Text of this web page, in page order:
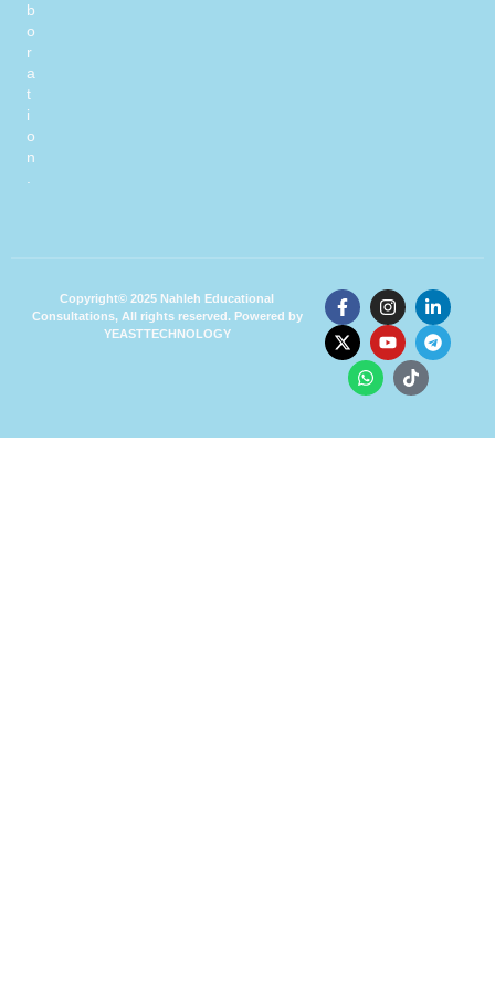
b
o
r
a
t
i
o
n
Copyright© 2025 Nahleh Educational
Consultations, All rights reserved. Powered by
YEASTTECHNOLOGY